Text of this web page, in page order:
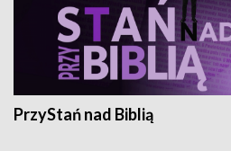
PrzyStań nad Biblią